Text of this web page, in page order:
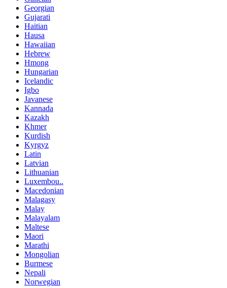
Georgian
Gujarati
Haitian
Hausa
Hawaiian
Hebrew
Hmong
Hungarian
Icelandic
Igbo
Javanese
Kannada
Kazakh
Khmer
Kurdish
Kyrgyz
Latin
Latvian
Lithuanian
Luxembou..
Macedonian
Malagasy
Malay
Malayalam
Maltese
Maori
Marathi
Mongolian
Burmese
Nepali
Norwegian